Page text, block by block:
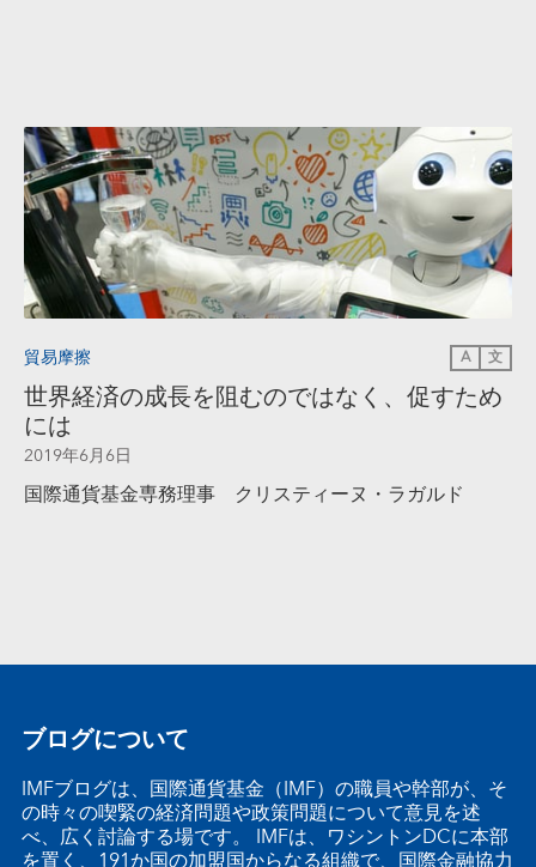
貿易摩擦 A 文
世界経済の成長を阻むのではなく、促すため
には
2019年6月6日
国際通貨基金専務理事 クリスティーヌ・ラガルド
ブログについて
IMFブログは、国際通貨基金（IMF）の職員や幹部が、そ
の時々の喫緊の経済問題や政策問題について意見を述
べ、広く討論する場です。 IMFは、ワシントンDCに本部